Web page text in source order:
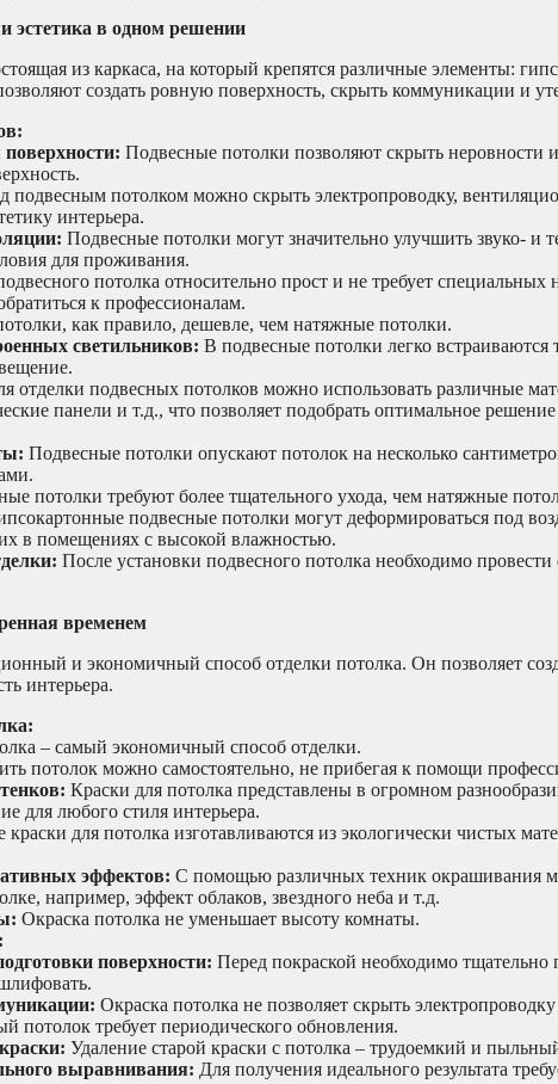
эстетика в одном решении
из каркаса, на который крепятся различные элементы:
создать ровную поверхность, скрыть коммуникации и
Подвесные потолки позволяют скрыть неровности
подвесным потолком можно скрыть электропроводку,
интерьера.
Подвесные потолки могут значительно улучшить звуко- и
для проживания.
потолка относительно прост и не требует специальных
к профессионалам.
как правило, дешевле, чем натяжные потолки.
светильников: В подвесные потолки легко встраиваются
отделки подвесных потолков можно использовать различные
панели и т.д., что позволяет подобрать оптимальное
Подвесные потолки опускают потолок на несколько
потолки требуют более тщательного ухода, чем натяжные
подвесные потолки могут деформироваться под
их в помещениях с высокой влажностью.
После установки подвесного потолка необходимо
временем
и экономичный способ отделки потолка. Он позволяет
интерьера.
– самый экономичный способ отделки.
потолок можно самостоятельно, не прибегая к помощи
Краски для потолка представлены в огромном
для любого стиля интерьера.
для потолка изготавливаются из экологически чистых
эффектов: С помощью различных техник окрашивания
например, эффект облаков, звездного неба и т.д.
Окраска потолка не уменьшает высоту комнаты.
поверхности: Перед покраской необходимо тщательно
Окраска потолка не позволяет скрыть
потолок требует периодического обновления.
Удаление старой краски с потолка – трудоемкий и
выравнивания: Для получения идеального результата